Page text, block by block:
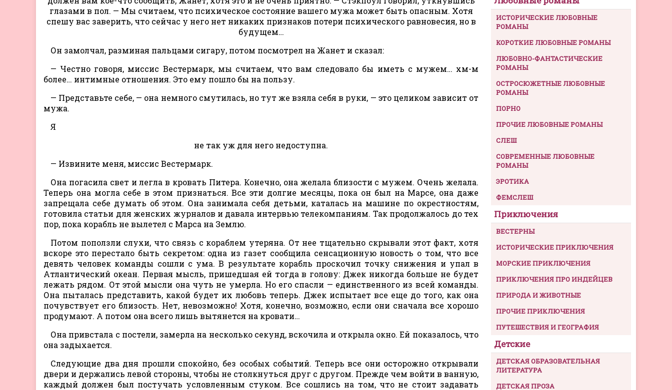
глазами в пол. — Мы считаем, что психическое состояние вашего мужа может быть опасным. Хотя
спешу вас заверить, что сейчас у него нет никаких признаков потери психического равновесия, но в
будущем…
Он замолчал, разминая пальцами сигару, потом посмотрел на Жанет и сказал:
— Честно говоря, миссис Вестермарк, мы считаем, что вам следовало бы иметь с мужем… хм-м
более… интимные отношения. Это ему пошло бы на пользу.
— Представьте себе, — она немного смутилась, но тут же взяла себя в руки, — это целиком зависит от
мужа.
Я
не так уж для него недоступна.
— Извините меня, миссис Вестермарк.
Она погасила свет и легла в кровать Питера. Конечно, она желала близости с мужем. Очень желала.
Теперь она могла себе в этом признаться. Все эти долгие месяцы, пока он был на Марсе, она даже
запрещала себе думать об этом. Она занимала себя детьми, каталась на машине по окрестностям,
готовила статьи для женских журналов и давала интервью телекомпаниям. Так продолжалось до тех
пор, пока корабль не вылетел с Марса на Землю.
Потом поползли слухи, что связь с кораблем утеряна. От нее тщательно скрывали этот факт, хотя
вскоре это перестало быть секретом: одна из газет сообщила сенсационную новость о том, что все
девять человек команды сошли с ума. В результате корабль проскочил точку снижения и упал в
Атлантический океан. Первая мысль, пришедшая ей тогда в голову: Джек никогда больше не будет
лежать рядом. От этой мысли она чуть не умерла. Но его спасли — единственного из всей команды.
Она пыталась представить, какой будет их любовь теперь. Джек испытает все еще до того, как она
почувствует его близость. Нет, невозможно! Хотя, конечно, возможно, если они сначала все хорошо
продумают. А потом она всего лишь вытянется на кровати…
Она привстала с постели, замерла на несколько секунд, вскочила и открыла окно. Ей показалось, что
она задыхается.
Следующие два дня прошли спокойно, без особых событий. Теперь все они осторожно открывали
двери и держались левой стороны, чтобы не столкнуться друг с другом. Прежде чем войти в ванную,
каждый должен был постучать условленным стуком. Все сошлись на том, что не стоит задавать
ИСТОРИЧЕСКИЕ ЛЮБОВНЫЕ
РОМАНЫ
КОРОТКИЕ ЛЮБОВНЫЕ РОМАНЫ
ЛЮБОВНО-ФАНТАСТИЧЕСКИЕ
РОМАНЫ
ОСТРОСЮЖЕТНЫЕ ЛЮБОВНЫЕ
РОМАНЫ
ПОРНО
ПРОЧИЕ ЛЮБОВНЫЕ РОМАНЫ
СЛЕШ
СОВРЕМЕННЫЕ ЛЮБОВНЫЕ
РОМАНЫ
ЭРОТИКА
ФЕМСЛЕШ
Приключения
ВЕСТЕРНЫ
ИСТОРИЧЕСКИЕ ПРИКЛЮЧЕНИЯ
МОРСКИЕ ПРИКЛЮЧЕНИЯ
ПРИКЛЮЧЕНИЯ ПРО ИНДЕЙЦЕВ
ПРИРОДА И ЖИВОТНЫЕ
ПРОЧИЕ ПРИКЛЮЧЕНИЯ
ПУТЕШЕСТВИЯ И ГЕОГРАФИЯ
Детские
ДЕТСКАЯ ОБРАЗОВАТЕЛЬНАЯ
ЛИТЕРАТУРА
ДЕТСКАЯ ПРОЗА